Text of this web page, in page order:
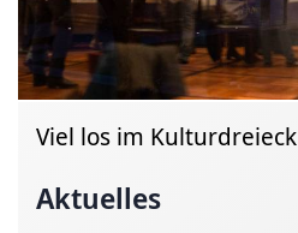
Viel los im Kulturdreieck
Aktuelles